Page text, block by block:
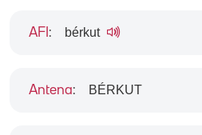
AFI : bérkut
Antena: BÉRKUT